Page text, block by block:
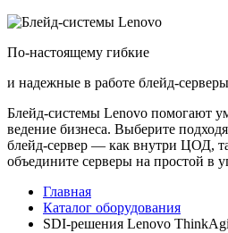
По-настоящему гибкие
и надежные в работе блейд-серверы
Блейд-системы Lenovo помогают
ведение бизнеса. Выберите
блейд-сервер — как внутри ЦОД,
объедините серверы на простой в
Главная
Каталог оборудования
SDI-решения Lenovo